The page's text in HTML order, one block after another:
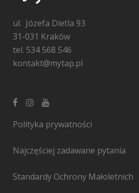
ul. Józefa Dietla 93
31-031 Kraków
tel. 534 568 546
kontakt@mytap.pl
Polityka prywatności
Najczęściej zadawane pytania
Standardy Ochrony Małoletnich